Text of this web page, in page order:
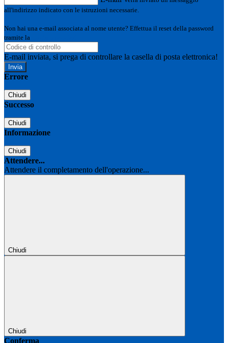
all'indirizzo indicato con le istruzioni necessarie.
Non hai una e-mail associata al nome utente? Effettua il reset della password
tramite la
E-mail inviata, si prega di controllare la casella di posta elettronica!
Errore
Chiudi
Successo
Chiudi
Informazione
Chiudi
Attendere...
Attendere il completamento dell'operazione...
Chiudi
Chiudi
Conferma